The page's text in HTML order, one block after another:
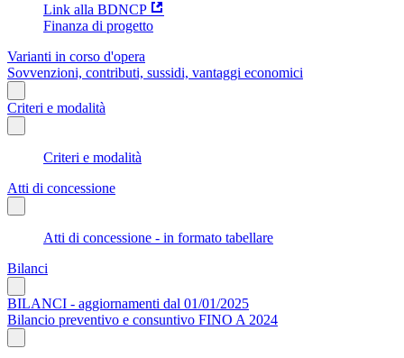
Link alla BDNCP
Finanza di progetto
Varianti in corso d'opera
Sovvenzioni, contributi, sussidi, vantaggi economici
Criteri e modalità
Criteri e modalità
Atti di concessione
Atti di concessione - in formato tabellare
Bilanci
BILANCI - aggiornamenti dal 01/01/2025
Bilancio preventivo e consuntivo FINO A 2024